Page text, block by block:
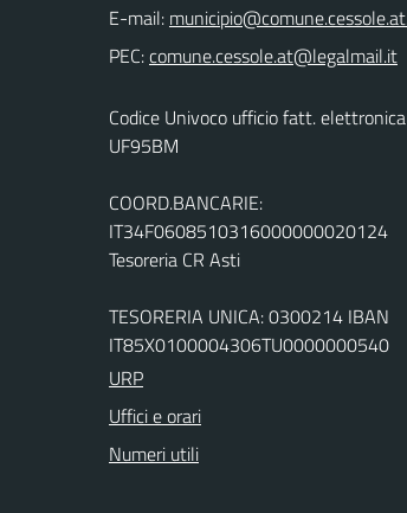
E-mail:
PEC:
Codice Univoco ufficio fatt. elettronica
UF95BM
COORD.BANCARIE:
IT34F0608510316000000020124
Tesoreria CR Asti
TESORERIA UNICA: 0300214 IBAN
IT85X0100004306TU0000000540
URP
Uffici e orari
Numeri utili